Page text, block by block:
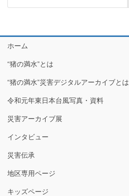
ホーム
“猪の満水”とは
“猪の満水”災害デジタルアーカイブとは
令和元年東日本台風写真・資料
災害アーカイブ展
インタビュー
災害伝承
地区専用ページ
キッズページ